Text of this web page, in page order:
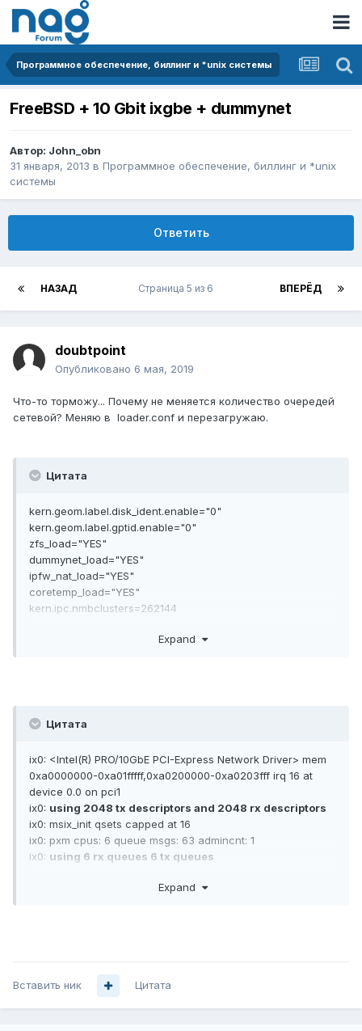
Программное обеспечение, биллинг и *unix системы
FreeBSD + 10 Gbit ixgbe + dummynet
Автор: John_obn
31 января, 2013 в Программное обеспечение, биллинг и *unix
системы
Ответить
НАЗАД ВПЕРЁД
Страница 5 из 6
doubtpoint
Опубликовано 6 мая, 2019
Что-то торможу... Почему не меняется количество очередей
сетевой? Меняю в loader.conf и перезагружаю.
Цитата
kern.geom.label.disk_ident.enable="0"
kern.geom.label.gptid.enable="0"
zfs_load="YES"
dummynet_load="YES"
ipfw_nat_load="YES"
coretemp_load="YES"
kern.ipc.nmbclusters=262144
net.isr.bindthreads="1"
hw.ix.num_queues="8"
Expand
Цитата
ix0: <Intel(R) PRO/10GbE PCI-Express Network Driver> mem
0xa0000000-0xa01fffff,0xa0200000-0xa0203fff irq 16 at
device 0.0 on pci1
ix0: using 2048 tx descriptors and 2048 rx descriptors
ix0: msix_init qsets capped at 16
ix0: pxm cpus: 6 queue msgs: 63 admincnt: 1
ix0: using 6 rx queues 6 tx queues
ix0: allocated for 6 queuesExpand
Вставить ник Цитата